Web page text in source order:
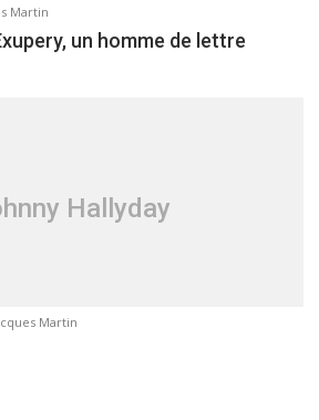
Martin
un homme de lettre
Hallyday
Martin